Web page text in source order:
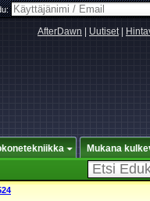
AfterDawn Uutiset|
Mukana